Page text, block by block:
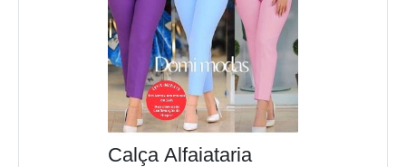
Calça Alfaiataria